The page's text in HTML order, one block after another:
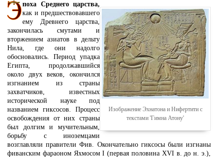
Изображение Эхнатона и Нифертити с
текстами 'Гимна Атону'
поха Среднего царства,
как и предшествовавшего
ему Древнего царства,
закончилась смутами и
вторжением азиатов в дельту
Нила, где они надолго
обосновались. Период упадка
Египта, продолжавшийся
около двух веков, окончился
изгнанием из страны
захватчиков, известных
исторической науке под
названием гиксосов. Процесс
освобождения от них страны
был долгим и мучительным,
борьбу с иноземцами
возглавляли правители Фив. Окончательно гиксосы были изгнаны
фиванским фараоном Яхмосом I (первая половина XVI в. до н. э.),